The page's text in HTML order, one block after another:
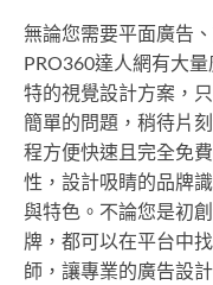
無論您需要平面廣告
PRO360達人網有大
特的視覺設計方案，
簡單的問題，稍待片
程方便快速且完全免
性，設計吸睛的品牌
與特色。不論您是初
牌，都可以在平台中
師，讓專業的廣告設